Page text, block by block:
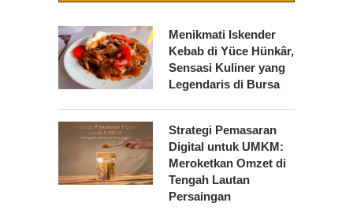
Menikmati Iskender
Kebab di Yüce Hünkâr,
Sensasi Kuliner yang
Legendaris di Bursa
Strategi Pemasaran
Digital untuk UMKM:
Meroketkan Omzet di
Tengah Lautan
Persaingan